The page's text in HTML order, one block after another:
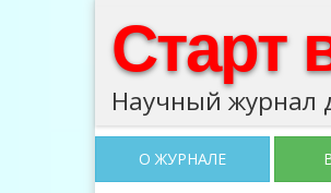
Старт
Научный журнал
О ЖУРНАЛЕ